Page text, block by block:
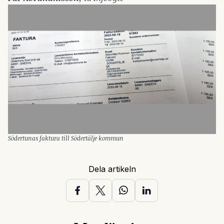
Södertunas faktura till Södertälje kommun
Dela artikeln